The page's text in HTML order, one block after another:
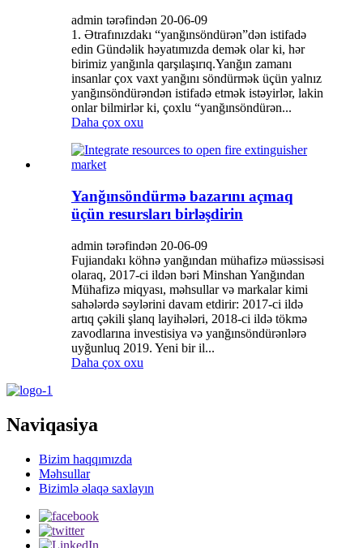
admin tərəfindən 20-06-09
1. Ətrafınızdakı “yanğınsöndürən”dən istifadə
edin Gündəlik həyatımızda demək olar ki, hər
birimiz yanğınla qarşılaşırıq.Yanğın zamanı
insanlar çox vaxt yanğını söndürmək üçün yalnız
yanğınsöndürəndən istifadə etmək istəyirlər, lakin
onlar bilmirlər ki, çoxlu “yanğınsöndürən...
Daha çox oxu
Yanğınsöndürmə bazarını açmaq
üçün resursları birləşdirin
admin tərəfindən 20-06-09
Fujiandakı köhnə yanğından mühafizə müəssisəsi
olaraq, 2017-ci ildən bəri Minshan Yanğından
Mühafizə miqyası, məhsullar və markalar kimi
sahələrdə səylərini davam etdirir: 2017-ci ildə
artıq çəkili şlanq layihələri, 2018-ci ildə tökmə
zavodlarına investisiya və yanğınsöndürənlərə
uyğunluq 2019. Yeni bir il...
Daha çox oxu
Naviqasiya
Bizim haqqımızda
Məhsullar
Bizimlə əlaqə saxlayın